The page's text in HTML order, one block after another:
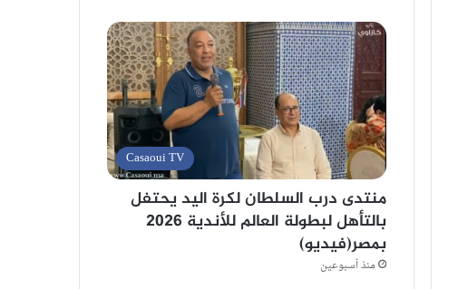
Casaoui TV
منتدى درب السلطان لكرة اليد يحتفل
بالتأهل لبطولة العالم للأندية 2026
بمصر(فيديو)
منذ أسبوعين